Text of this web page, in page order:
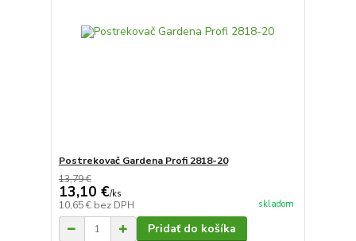
Postrekovač Gardena Profi 2818-20
13,79 €
13,10 €/ks
10,65 € bez DPH skladom
Pridať do košíka